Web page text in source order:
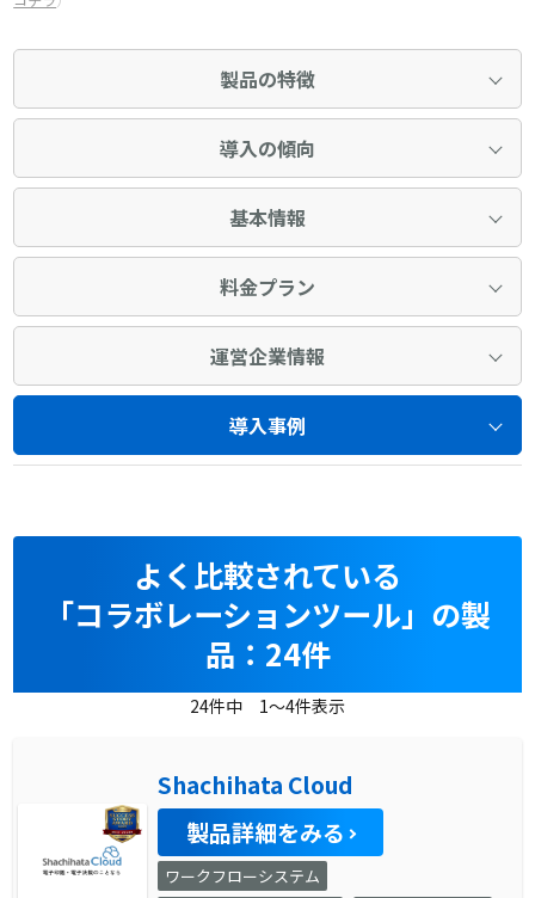
製品の特徴
導入の傾向
基本情報
料金プラン
運営企業情報
導入事例
よく比較されている
「コラボレーションツール」の製
品：24件
24件中 1～4件表示
Shachihata Cloud
製品詳細をみる
ワークフローシステム